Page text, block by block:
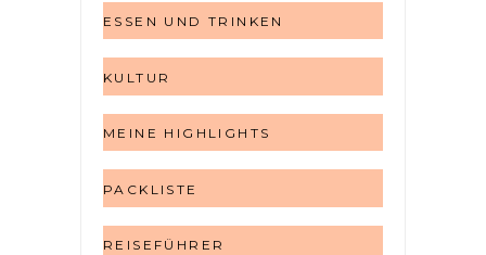
ESSEN UND TRINKEN
KULTUR
MEINE HIGHLIGHTS
PACKLISTE
REISEFÜHRER